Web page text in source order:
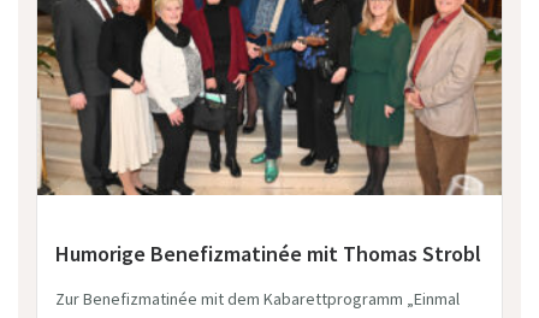
Humorige Benefizmatinée mit Thomas Strobl
Zur Benefizmatinée mit dem Kabarettprogramm „Einmal